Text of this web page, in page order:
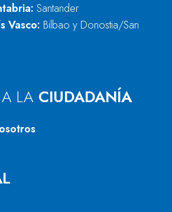
Santander
Vasco: Bilbao y Donostia/San
LA CIUDADANÍA